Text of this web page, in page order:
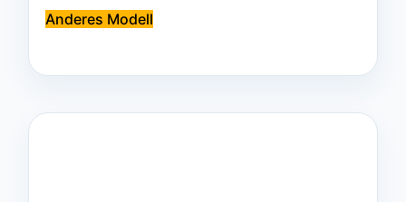
Anderes Modell